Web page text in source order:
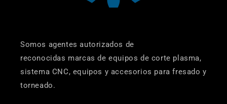
Somos agentes autorizados de
reconocidas marcas de equipos de corte plasma,
sistema CNC, equipos y accesorios para fresado y
torneado.